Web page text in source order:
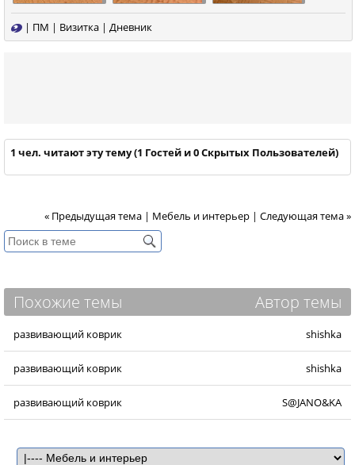
| ПМ | Визитка | Дневник
1 чел. читают эту тему (1 Гостей и 0 Скрытых Пользователей)
« Предыдущая тема | Мебель и интерьер | Следующая тема »
Похожие темы Автор темы
развивающий коврик shishka
развивающий коврик shishka
развивающий коврик S@JANO&KA